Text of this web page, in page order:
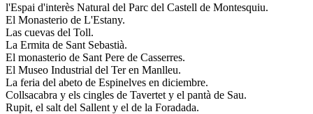
l'Espai d'interès Natural del Parc del Castell de Montesquiu.
El Monasterio de L'Estany.
Las cuevas del Toll.
La Ermita de Sant Sebastià.
El monasterio de Sant Pere de Casserres.
El Museo Industrial del Ter en Manlleu.
La feria del abeto de Espinelves en diciembre.
Collsacabra y els cingles de Tavertet y el pantà de Sau.
Rupit, el salt del Sallent y el de la Foradada.